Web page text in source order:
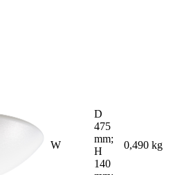
W
D
475
mm;
H
140
0,490 kg